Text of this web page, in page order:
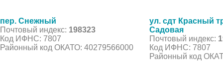
пер. Снежный
Почтовый индекс: 198323
Код ИФНС: 7807
Районный код ОКАТО: 40279566000
ул. сдт Красный
Садовая
Почтовый индекс:
Код ИФНС: 7807
Районный код